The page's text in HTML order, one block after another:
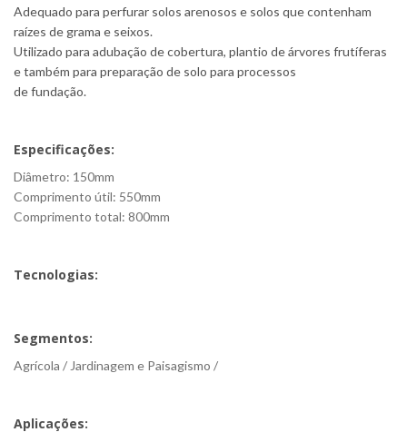
Adequado para perfurar solos arenosos e solos que contenham
raízes de grama e seixos.
Utilizado para adubação de cobertura, plantio de árvores frutíferas
e também para preparação de solo para processos
de fundação.
Especificações:
Diâmetro: 150mm
Comprimento útil: 550mm
Comprimento total: 800mm
Tecnologias:
Segmentos:
Agrícola / Jardinagem e Paisagismo /
Aplicações: